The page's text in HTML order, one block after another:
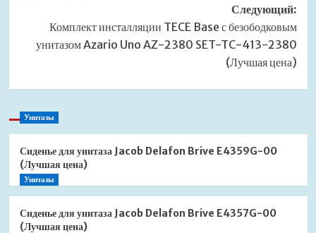
Следующий:
Комплект инсталляции TECE Base с безободковым
унитазом Azario Uno AZ-2380 SET-TC-413-2380
(Лучшая цена)
Унитазы
Сиденье для унитаза Jacob Delafon Brive E4359G-00
(Лучшая цена)
Унитазы
Сиденье для унитаза Jacob Delafon Brive E4357G-00
(Лучшая цена)